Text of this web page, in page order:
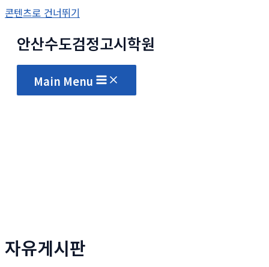
콘텐츠로 건너뛰기
안산수도검정고시학원
Main Menu
자유게시판